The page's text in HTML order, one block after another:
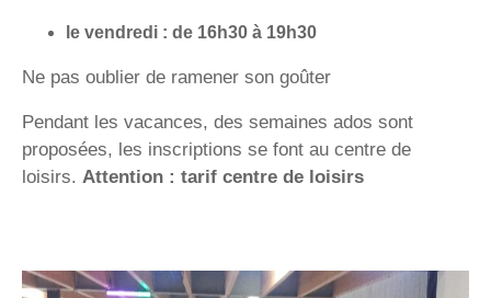
le vendredi : de 16h30 à 19h30
Ne pas oublier de ramener son goûter
Pendant les vacances, des semaines ados sont
proposées, les inscriptions se font au centre de
loisirs. Attention : tarif centre de loisirs